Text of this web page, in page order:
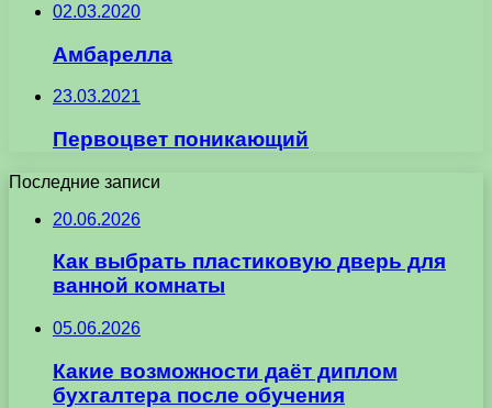
02.03.2020
Амбарелла
23.03.2021
Первоцвет поникающий
Последние записи
20.06.2026
Как выбрать пластиковую дверь для
ванной комнаты
05.06.2026
Какие возможности даёт диплом
бухгалтера после обучения